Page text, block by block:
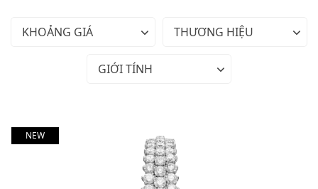
KHOẢNG GIÁ THƯƠNG HIỆU
GIỚI TÍNH
NEW